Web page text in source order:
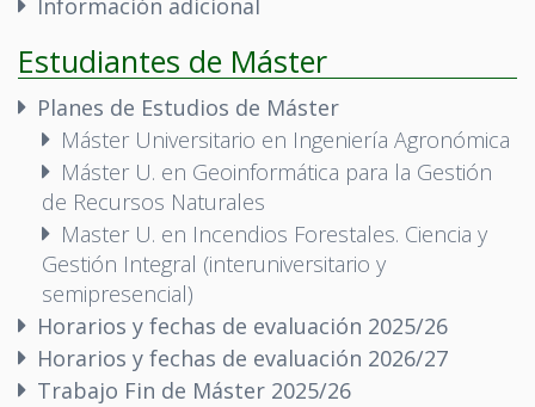
Información adicional
Estudiantes de Máster
Planes de Estudios de Máster
Máster Universitario en Ingeniería Agronómica
Máster U. en Geoinformática para la Gestión
de Recursos Naturales
Master U. en Incendios Forestales. Ciencia y
Gestión Integral (interuniversitario y
semipresencial)
Horarios y fechas de evaluación 2025/26
Horarios y fechas de evaluación 2026/27
Trabajo Fin de Máster 2025/26